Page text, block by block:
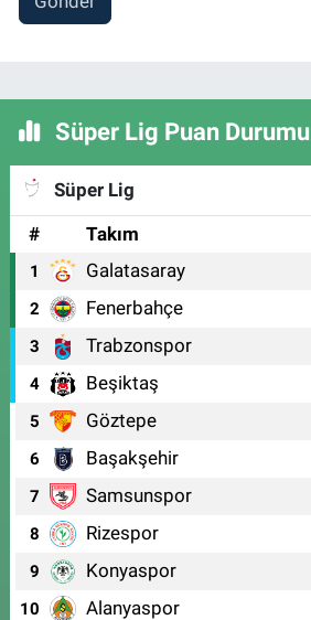
Süper Lig Puan Durumu
Süper Lig
#
Takım
1 Galatasaray
2 Fenerbahçe
3 Trabzonspor
4 Beşiktaş
5 Göztepe
6 Başakşehir
7 Samsunspor
8 Rizespor
9 Konyaspor
10 Alanyaspor